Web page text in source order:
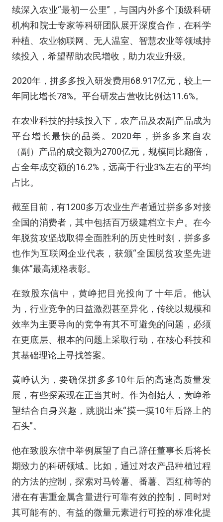
续深入农业“最初一公里”，与国内外多个顶级科研
机构和院士专家等科研团队展开深度合作，在科学
种植、农业物联网、无人温室、智慧农业等领域持
续投入，希望帮助农民增收，助力农业升级。
2020年，拼多多投入研发费用68.917亿元，较上一
年同比增长78%。平台研发占营收比例达11.6%。
在农业科技的持续投入下，农产品及农副产品成为
平台增长最快的品类。2020年，拼多多来自农
（副）产品的成交额为2700亿元，规模同比翻倍，
占全年成交额的16.2%，远高于行业3%左右的平均
占比。
截至目前，有1200多万农业生产者通过拼多多对接
全国的消费者，其中包括百万级建档立卡户。在今
年脱贫攻坚战取得全面胜利的历史性时刻，拼多多
也作为互联网企业代表，获颁“全国脱贫攻坚先进
集体”最高规格表彰。
在致股东信中，黄峥把目光投向了十年后。他认
为，行业竞争的日益激烈甚至异化，传统以规模和
效率为主要导向的竞争有其不可避免的问题，必须
在更底层、根本的问题上采取行动，在核心科技和
其基础理论上寻找答案。
黄峥认为，要确保拼多多10年后的高速高质量发
展，有些探索现在正当其时。作为创始人，黄峥希
望结合自身兴趣，跳脱出来“摸一摸10年后路上的
石头”。
他在致股东信中举例展望了自己辞任董事长后将长
期致力的科研领域。比如，通过对农产品种植过程
的方法的控制，探索对马铃薯、番薯、西红柿等的
潜在有害重金属含量进行可靠有效的控制，同时对
其可能有的、有益的微量元素进行可控的标准化提